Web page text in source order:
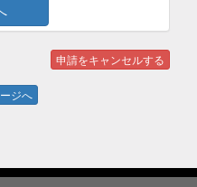
ジへ